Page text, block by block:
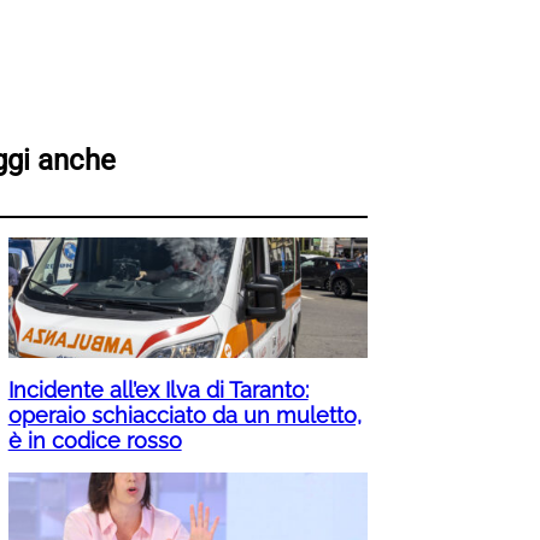
anche
Incidente all’ex Ilva di Taranto:
operaio schiacciato da un muletto,
è in codice rosso